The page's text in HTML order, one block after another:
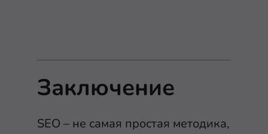
Заключение
SEO – не самая простая методика,